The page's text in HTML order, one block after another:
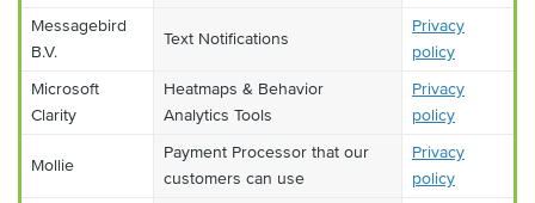
Messagebird
B.V.
Text Notifications
Privacy
policy
Microsoft
Clarity
Heatmaps & Behavior
Analytics Tools
Privacy
policy
Mollie
Payment Processor that our
customers can use
Privacy
policy